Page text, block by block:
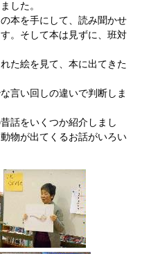
した。
本を手にして、読み聞かせ
。そして本は見ずに、班対
た絵を見て、本に出てきた
言い回しの違いで判断しま
話をいくつか紹介しまし
物が出てくるお話がいろい